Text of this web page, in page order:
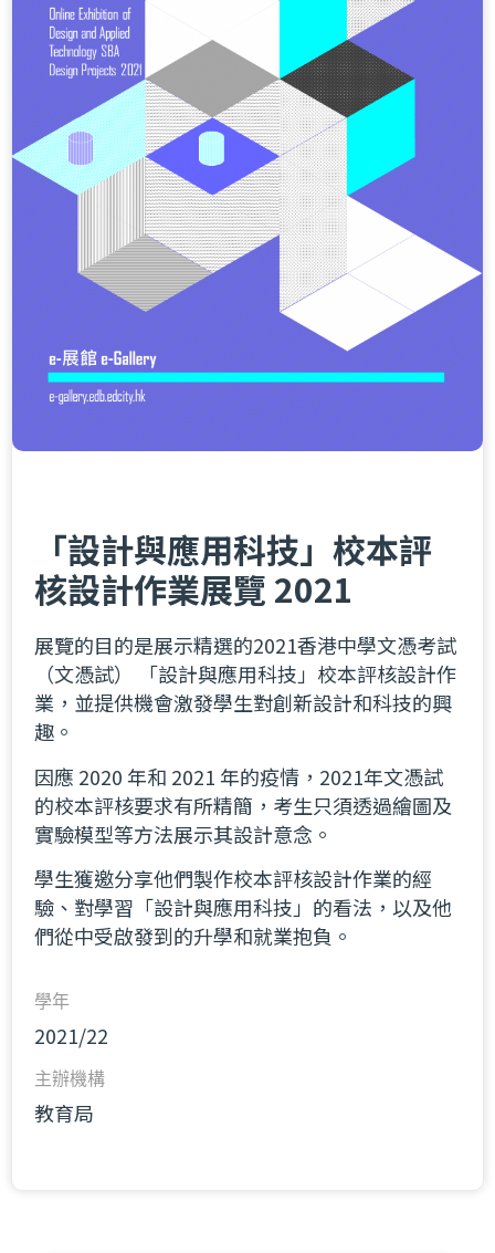
「設計與應用科技」校本評
核設計作業展覽 2021
展覽的目的是展示精選的2021香港中學文憑考試
（文憑試） 「設計與應用科技」校本評核設計作
業，並提供機會激發學生對創新設計和科技的興
趣。
因應 2020 年和 2021 年的疫情，2021年文憑試
的校本評核要求有所精簡，考生只須透過繪圖及
實驗模型等方法展示其設計意念。
學生獲邀分享他們製作校本評核設計作業的經
驗、對學習「設計與應用科技」的看法，以及他
們從中受啟發到的升學和就業抱負。
學年
2021/22
主辦機構
教育局